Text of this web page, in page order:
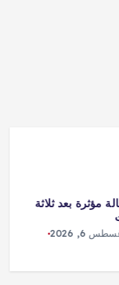
مؤثرة بعد ثلاثة
6, 2026